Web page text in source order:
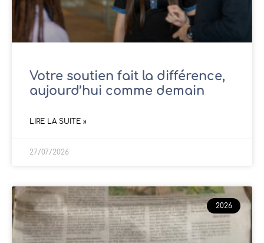
Votre soutien fait la différence,
aujourd’hui comme demain
LIRE LA SUITE »
27/07/2026
2026